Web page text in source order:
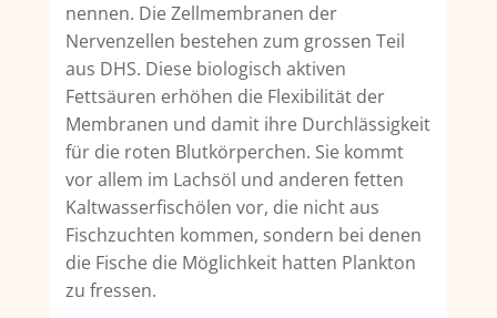
nennen. Die Zellmembranen der
Nervenzellen bestehen zum grossen Teil
aus DHS. Diese biologisch aktiven
Fettsäuren erhöhen die Flexibilität der
Membranen und damit ihre Durchlässigkeit
für die roten Blutkörperchen. Sie kommt
vor allem im Lachsöl und anderen fetten
Kaltwasserfischölen vor, die nicht aus
Fischzuchten kommen, sondern bei denen
die Fische die Möglichkeit hatten Plankton
zu fressen.